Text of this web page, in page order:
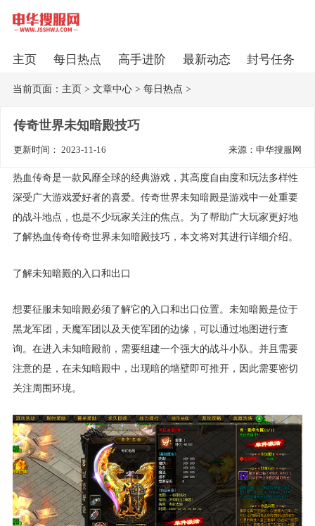
主页 每日热点 高手进阶 最新动态 封号任务
当前页面： 主页> 文章中心> 每日热点 >
传奇世界未知暗殿技巧
更新时间： 2023-11-16 来源：申华搜服网
热血传奇是一款风靡全球的经典游戏，其高度自由度和玩法多样性
深受广大游戏爱好者的喜爱。传奇世界未知暗殿是游戏中一处重要
的战斗地点，也是不少玩家关注的焦点。为了帮助广大玩家更好地
了解热血传奇传奇世界未知暗殿技巧，本文将对其进行详细介绍。
了解未知暗殿的入口和出口
想要征服未知暗殿必须了解它的入口和出口位置。未知暗殿是位于
黑龙军团，天魔军团以及天使军团的边缘，可以通过地图进行查
询。在进入未知暗殿前，需要组建一个强大的战斗小队。并且需要
注意的是，在未知暗殿中，出现暗的墙壁即可推开，因此需要密切
关注周围环境。